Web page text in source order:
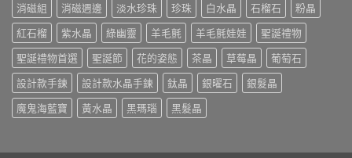
消磁組
消磁週邊 淡水珍珠 珍珠 白水晶 石榴石
粉晶
紅石榴
紫水晶 綠幽靈 羊毛氈 羊毛氈娃娃
聖誕禮物
聖誕禮物首選
聖誕節 花的姿態 茶晶 草莓晶
葡萄石
設計款手鍊
設計款水晶手鍊 鈦晶 銀曜石
銀髮晶
魔鬼海藍寶
黃水晶 黑瑪瑙 黑髮晶